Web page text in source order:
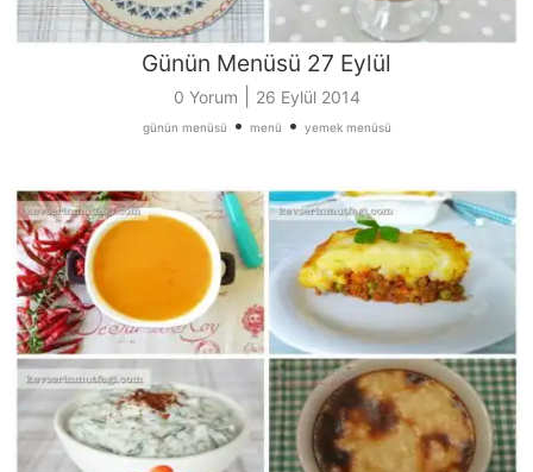
Günün Menüsü 27 Eylül
0 Yorum 26 Eylül 2014
günün menüsü • menü • yemek menüsü